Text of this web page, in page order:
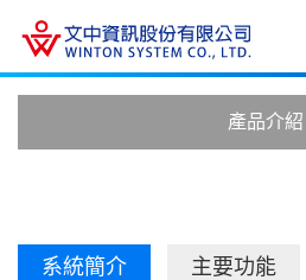
產品介紹
系統簡介 主要功能